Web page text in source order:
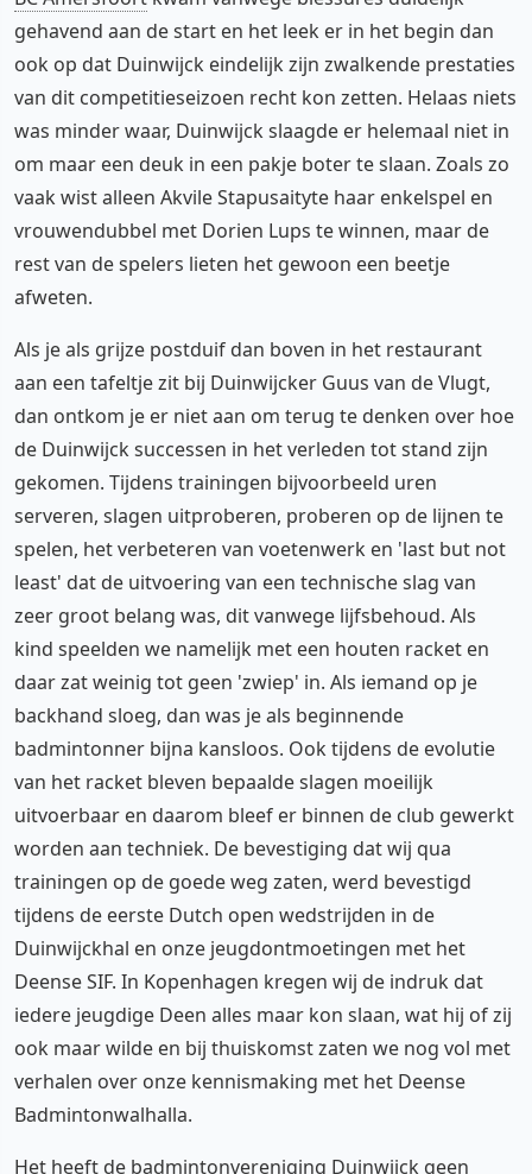
gehavend aan de start en het leek er in het begin dan
ook op dat Duinwijck eindelijk zijn zwalkende prestaties
van dit competitieseizoen recht kon zetten. Helaas niets
was minder waar, Duinwijck slaagde er helemaal niet in
om maar een deuk in een pakje boter te slaan. Zoals zo
vaak wist alleen Akvile Stapusaityte haar enkelspel en
vrouwendubbel met Dorien Lups te winnen, maar de
rest van de spelers lieten het gewoon een beetje
afweten.
Als je als grijze postduif dan boven in het restaurant
aan een tafeltje zit bij Duinwijcker Guus van de Vlugt,
dan ontkom je er niet aan om terug te denken over hoe
de Duinwijck successen in het verleden tot stand zijn
gekomen. Tijdens trainingen bijvoorbeeld uren
serveren, slagen uitproberen, proberen op de lijnen te
spelen, het verbeteren van voetenwerk en 'last but not
least' dat de uitvoering van een technische slag van
zeer groot belang was, dit vanwege lijfsbehoud. Als
kind speelden we namelijk met een houten racket en
daar zat weinig tot geen 'zwiep' in. Als iemand op je
backhand sloeg, dan was je als beginnende
badmintonner bijna kansloos. Ook tijdens de evolutie
van het racket bleven bepaalde slagen moeilijk
uitvoerbaar en daarom bleef er binnen de club gewerkt
worden aan techniek. De bevestiging dat wij qua
trainingen op de goede weg zaten, werd bevestigd
tijdens de eerste Dutch open wedstrijden in de
Duinwijckhal en onze jeugdontmoetingen met het
Deense SIF. In Kopenhagen kregen wij de indruk dat
iedere jeugdige Deen alles maar kon slaan, wat hij of zij
ook maar wilde en bij thuiskomst zaten we nog vol met
verhalen over onze kennismaking met het Deense
Badmintonwalhalla.
Het heeft de badmintonvereniging Duinwijck geen